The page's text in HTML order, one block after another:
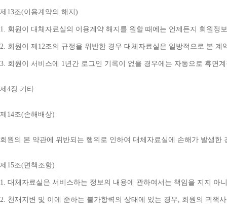
제 13조(이용계약의 해지 )
1. 회원이 대체자료실의 이용계약 해지를 원할 때에는 언제든지 회원정
2. 회원이 제 12조의 규정을 위반한 경우 대체자료실은 일방적으로 본 계
3. 회원이 서비스에 1년간 로그인 기록이 없을 경우에는 자동으로 휴면
제 4장 기타
제 14조(손해배상)
회원의 본 약관에 위반되는 행위로 인하여 대체자료실에 손해가 발생한
제 15조(면책조항)
1. 대체자료실은 서비스하는 정보의 내용에 관하여서는 책임을 지지 아
2. 천재지변 및 이에 준하는 불가항력의 상태에 있는 경우, 회원의 귀책